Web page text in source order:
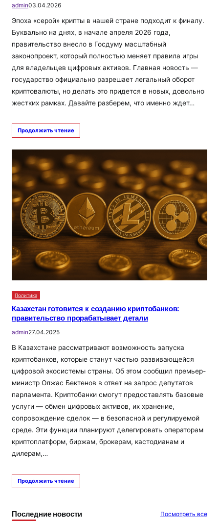
admin03.04.2026
Эпоха «серой» крипты в нашей стране подходит к финалу.
Буквально на днях, в начале апреля 2026 года,
правительство внесло в Госдуму масштабный
законопроект, который полностью меняет правила игры
для владельцев цифровых активов. Главная новость —
государство официально разрешает легальный оборот
криптовалюты, но делать это придется в новых, довольно
жестких рамках. Давайте разберем, что именно ждет…
Продолжить чтение
Политика
Казахстан готовится к созданию криптобанков:
правительство прорабатывает детали
admin27.04.2025
В Казахстане рассматривают возможность запуска
криптобанков, которые станут частью развивающейся
цифровой экосистемы страны. Об этом сообщил премьер-
министр Олжас Бектенов в ответ на запрос депутатов
парламента. Криптобанки смогут предоставлять базовые
услуги — обмен цифровых активов, их хранение,
сопровождение сделок — в безопасной и регулируемой
среде. Эти функции планируют делегировать операторам
криптоплатформ, биржам, брокерам, кастодианам и
дилерам,…
Продолжить чтение
Последние новости Посмотреть все